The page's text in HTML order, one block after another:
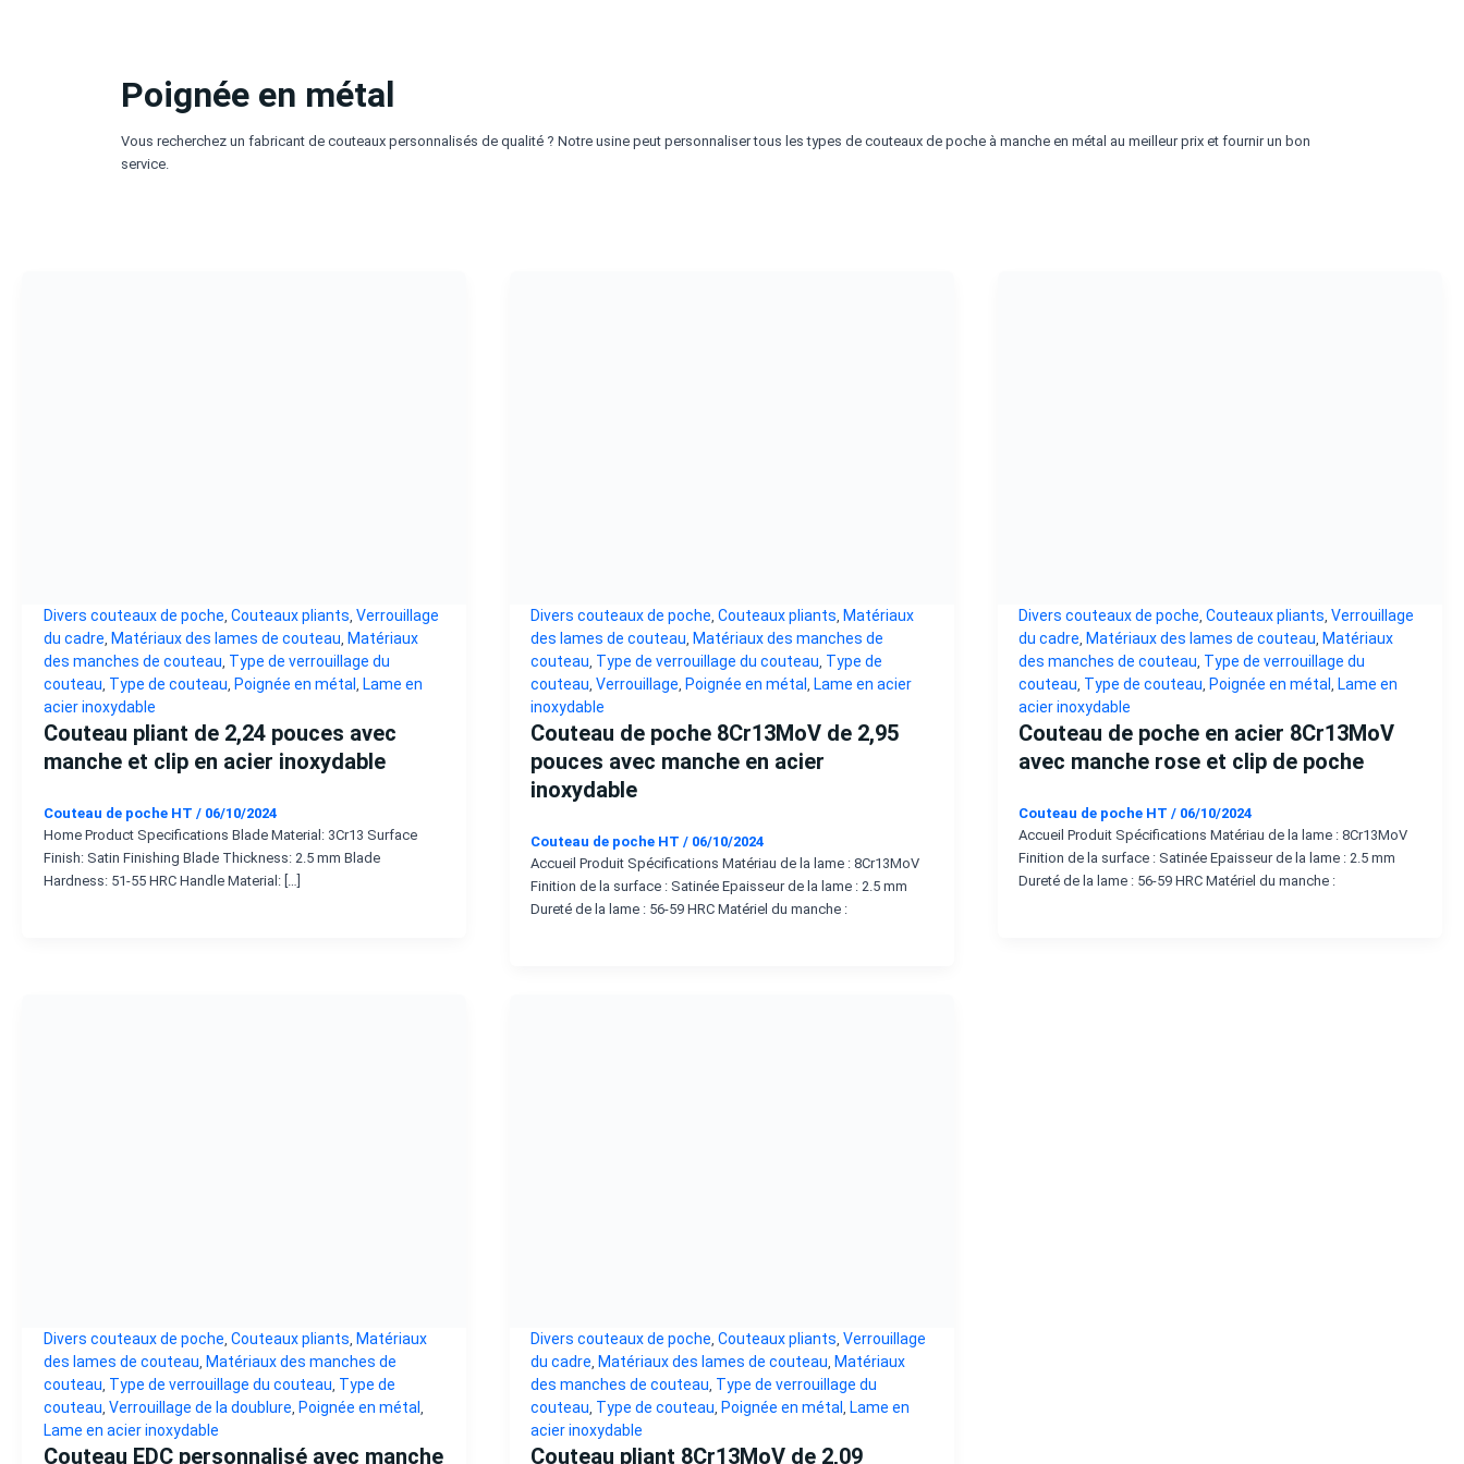
Poignée en métal
Vous recherchez un fabricant de couteaux personnalisés de qualité ? Notre usine peut personnaliser tous les types de couteaux de poche à manche en métal au meilleur prix et fournir un bon
service.
Divers couteaux de poche Couteaux pliants Verrouillage
du cadre Matériaux des lames de couteau Matériaux
des manches de couteau Type de verrouillage du
couteau Type de couteau Poignée en métal
Lame en
acier inoxydable
Couteau pliant de 2,24 pouces avec
manche et clip en acier inoxydable
Couteau de poche HT / 06/10/2024
Home Product Specifications Blade Material: 3Cr13 Surface
Finish: Satin Finishing Blade Thickness: 2.5 mm Blade
Hardness: 51-55 HRC Handle Material: […]
Divers couteaux de poche ,Couteaux pliants Matériaux
des lames de couteau Matériaux des manches de
couteau Type de verrouillage du couteau Type de
couteau ,Verrouillage Poignée en métal
Lame en acier
inoxydable
Couteau de poche 8Cr13MoV de 2,95
pouces avec manche en acier
inoxydable
Couteau de poche HT/ 06/10/2024
Accueil Produit Spécifications Matériau de la lame : 8Cr13MoV
Finition de la surface : Satinée Epaisseur de la lame : 2.5 mm
Dureté de la lame : 56-59 HRC Matériel du manche :
Divers couteaux de poche ,Couteaux pliants ,Verrouillage
du cadre Matériaux des lames de couteau Matériaux
des manches de couteau Type de verrouillage du
couteau Type de couteau Poignée en métal
Lame en
acier inoxydable
Couteau de poche en acier 8Cr13MoV
avec manche rose et clip de poche
Couteau de poche HT/ 06/10/2024
Accueil Produit Spécifications Matériau de la lame : 8Cr13MoV
Finition de la surface : Satinée Epaisseur de la lame : 2.5 mm
Dureté de la lame : 56-59 HRC Matériel du manche :
Divers couteaux de poche Couteaux pliants Matériaux
des lames de couteau Matériaux des manches de
couteau Type de verrouillage du couteau Type de
couteau Verrouillage de la doublure Poignée en métal
Lame en acier inoxydable
Couteau EDC personnalisé avec manche
Divers couteaux de poche ,Couteaux pliants ,Verrouillage
du cadre Matériaux des lames de couteau Matériaux
des manches de couteau Type de verrouillage du
couteau Type de couteau Poignée en métal
Lame en
acier inoxydable
Couteau pliant 8Cr13MoV de 2,09